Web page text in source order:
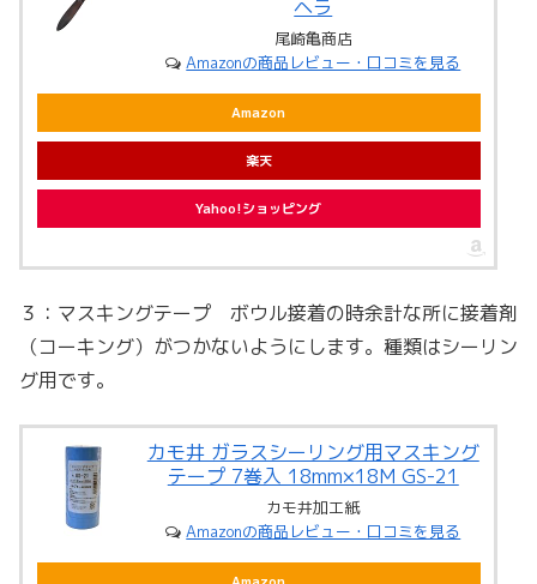
ヘラ
尾崎亀商店
Amazonの商品レビュー・口コミを見る
Amazon
楽天
Yahoo!ショッピング
３：マスキングテープ ボウル接着の時余計な所に接着剤
（コーキング）がつかないようにします。種類はシーリン
グ用です。
カモ井 ガラスシーリング用マスキング
テープ 7巻入 18mm×18M GS-21
カモ井加工紙
Amazonの商品レビュー・口コミを見る